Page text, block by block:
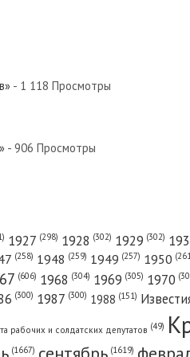
- 1 118 Просмотры
- 906 Просмотры
1927 (298) 1928 (302) 1929 (302)
(258) 1948 (259) 1949 (257) 1950
(606) 1968 (304) 1969 (305) 1970
(300) 1987 (300) 1988 (151)
рабочих и солдатских депутатов (49)
(1667) (1619)